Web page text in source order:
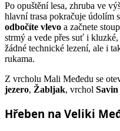
Po opuštění lesa, zhruba ve
hlavní trasa pokračuje údolím
odbočíte vlevo a začnete
strmý a vede přes suť i
žádné technické lezení, ale i
rukama.
Z vrcholu Mali Međedu se
jezero, Žabljak, vrchol
Hřeben na Veliki